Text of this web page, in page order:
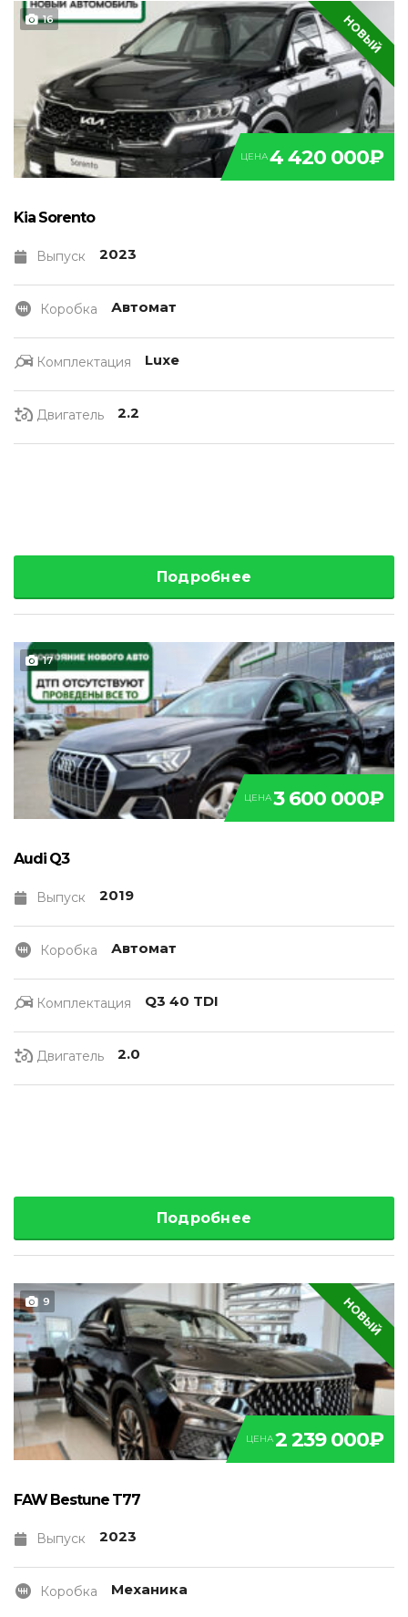
16 НОВЫЙ
ЦЕНА4 420 000₽
Kia Sorento
Выпуск 2023
Коробка Автомат
Комплектация Luxe
Двигатель 2.2
Подробнее
17
ЦЕНА3 600 000₽
Audi Q3
Выпуск 2019
Коробка Автомат
Комплектация Q3 40 TDI
Двигатель 2.0
Подробнее
9 НОВЫЙ
ЦЕНА2 239 000₽
FAW Bestune T77
Выпуск 2023
Коробка Механика